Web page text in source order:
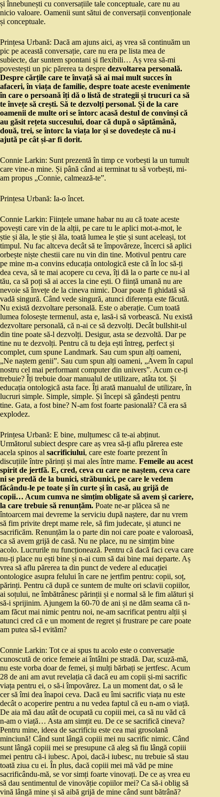
și înnebunești cu conversațiile tale conceptuale, care nu au
nicio valoare. Oamenii sunt sătui de conversații convenționale
și conceptuale.
Prințesa Urbană: Dacă am ajuns aici, aș vrea să continuăm un
pic pe această conversație, care nu era pe lista mea de
subiecte, dar suntem spontani și flexibili… Aș vrea să-mi
povestești un pic părerea ta despre dezvoltarea personală.
Despre cărțile care te învață să ai mai mult succes în
afaceri, în viața de familie, despre toate aceste evenimente
în care o persoană îți dă o listă de strategii și trucuri ca să
te învețe să crești. Să te dezvolți personal. Și de la care
oamenii de multe ori se întorc acasă destul de convinși că
au găsit rețeta succesului, doar că după o săptămână,
două, trei, se întorc la viața lor și se dovedește că nu-i
ajută pe cât și-ar fi dorit.
Connie Larkin: Sunt prezentă în timp ce vorbești la un tumult
care vine-n mine. Și până când ai terminat tu să vorbești, mi-
am propus „Connie, calmează-te”.
Prințesa Urbană: Ia-o încet.
Connie Larkin: Ființele umane habar nu au că toate aceste
povești care vin de la alții, pe care tu le aplici mot-a-mot, le
știe și ăla, le știe și ăla, toată lumea le știe și sunt aceleași, tot
timpul. Nu fac altceva decât să te împovăreze, încerci să aplici
orbește niște chestii care nu vin din tine. Motivul pentru care
pe mine m-a convins educația ontologică este că în loc să-ți
dea ceva, să te mai acopere cu ceva, îți dă la o parte ce nu-i al
tău, ca să poți să ai acces la cine ești. O ființă umană nu are
nevoie să învețe de la cineva nimic. Doar poate fi ghidată să
vadă singură. Când vede singură, atunci diferența este făcută.
Nu există dezvoltare personală. Este o aberație. Cum toată
lumea folosește termenul, asta e, lasă-i să vorbească. Nu există
dezvoltare personală, că n-ai ce să dezvolți. Decât bullshit-ul
din tine poate să-l dezvolți. Desigur, asta se dezvoltă. Dar pe
tine nu te dezvolți. Pentru că tu deja ești întreg, perfect și
complet, cum spune Landmark. Sau cum spun alți oameni,
„Ne naștem genii”. Sau cum spun alți oameni, „Avem în capul
nostru cel mai performant computer din univers”. Acum ce-ți
trebuie? Îți trebuie doar manualul de utilizare, atâta tot. Și
educația ontologică asta face. Îți arată manualul de utilizare, în
lucruri simple. Simple, simple. Și începi să gândești pentru
tine. Gata, a fost bine? N-am fost foarte pasională? Că era să
explodez.
Prințesa Urbană: E bine, mulțumesc că te-ai abținut.
Următorul subiect despre care aș vrea să-ți aflu părerea este
acela spinos al sacrificiului, care este foarte prezent în
discuțiile între părinți și mai ales între mame. Femeile au acest
spirit de jertfă. E, cred, ceva cu care ne naștem, ceva care
ni se predă de la bunici, străbunici, pe care le vedem
făcându-le pe toate și în curte și în casă, au grijă de
copii… Acum cumva ne simțim obligate să avem și cariere,
la care trebuie să renunțăm. Poate ne-ar plăcea să ne
întoarcem mai devreme la serviciu după naștere, dar nu vrem
să fim privite drept mame rele, să fim judecate, și atunci ne
sacrificăm. Renunțăm la o parte din noi care poate e valoroasă,
ca să avem grijă de casă. Nu ne place, nu ne simțim bine
acolo. Lucrurile nu funcționează. Pentru că dacă faci ceva care
nu-ți place nu ești bine și n-ai cum să dai bine mai departe. Aș
vrea să aflu părerea ta din punct de vedere al educației
ontologice asupra felului în care ne jertfim pentru: copii, soț,
părinți. Pentru că după ce suntem de multe ori sclavii copiilor,
ai soțului, ne îmbătrânesc părinții și e normal să le fim alături și
să-i sprijinim. Ajungem la 60-70 de ani și ne dăm seama că n-
am făcut mai nimic pentru noi, ne-am sacrificat pentru alții și
atunci cred că e un moment de regret și frustrare pe care poate
am putea să-l evităm?
Connie Larkin: Tot ce ai spus tu acolo este o conversație
cunoscută de orice femeie ai întâlni pe stradă. Dar, scuză-mă,
nu este vorba doar de femei, și mulți bărbați se jertfesc. Acum
28 de ani am avut revelația că dacă eu am copii și-mi sacrific
viața pentru ei, o să-i împovărez. La un moment dat, o să le
cer să îmi dea înapoi ceva. Dacă eu îmi sacrific viața nu este
decât o acoperire pentru a nu vedea faptul că eu n-am o viață.
De aia mă dau atât de ocupată cu copiii mei, ca să nu văd că
n-am o viață… Asta am simțit eu. De ce se sacrifică cineva?
Pentru mine, ideea de sacrificiu este cea mai grosolană
minciună! Când sunt lângă copiii mei nu sacrific nimic. Când
sunt lângă copiii mei se presupune că aleg să fiu lângă copiii
mei pentru că-i iubesc. Apoi, dacă-i iubesc, nu trebuie să stau
toată ziua cu ei. În plus, dacă copiii mei mă văd pe mine
sacrificându-mă, se vor simți foarte vinovați. De ce aș vrea eu
să dau sentimentul de vinovăție copiilor mei? Ca să-i oblig să
vină lângă mine și să aibă grijă de mine când sunt bătrână?